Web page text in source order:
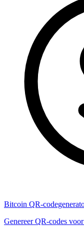
Bitcoin QR-
Genereer QR-codes